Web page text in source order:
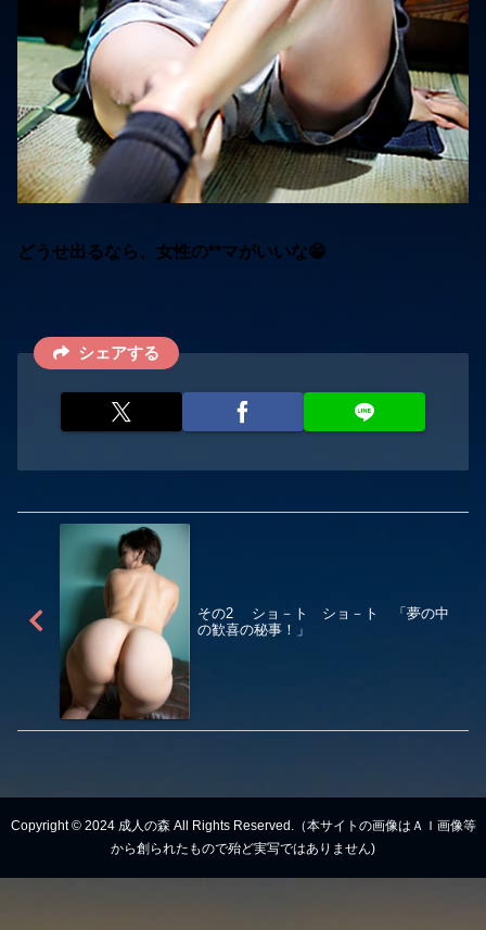
どうせ出るなら、女性の**マがいいな😁
シェアする
その2 ショ－ト ショ－ト 「夢の中
の歓喜の秘事！」
Copyright © 2024 成人の森 All Rights Reserved.（本サイトの画像はＡＩ画像等
から創られたもので殆ど実写ではありません)